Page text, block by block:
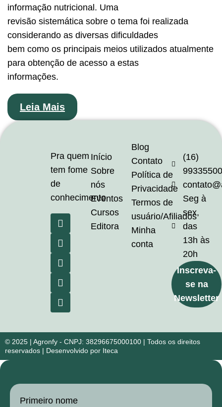
informação nutricional. Uma
revisão sistemática sobre o tema foi realizada
considerando as diversas dificuldades
bem como os principais meios utilizados atualmente
para obtenção de acesso a estas
informações.
Leia Mais
Pra quem
tem fome
de
conhecimento
Início
Sobre
nós
Eventos
Cursos
Editora
Blog
Contato
Política de
Privacidade
Termos de
usuário/Afiliados
Minha
conta
(16)
Seg à
sex,
das
13h às
20h
Inscreva-
se na
Newsletter
© 2025 | Agronfy - CNPJ: 38296675000100 | Todos os direitos
reservados | Desenvolvido por Iteca
Primeiro nome